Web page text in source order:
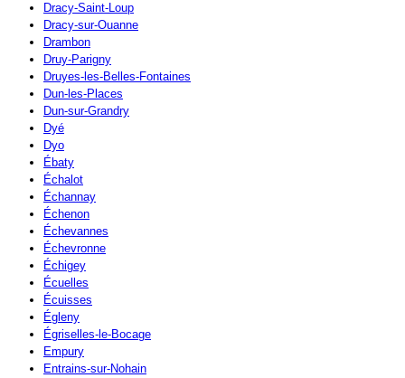
Dracy-Saint-Loup
Dracy-sur-Ouanne
Drambon
Druy-Parigny
Druyes-les-Belles-Fontaines
Dun-les-Places
Dun-sur-Grandry
Dyé
Dyo
Ébaty
Échalot
Échannay
Échenon
Échevannes
Échevronne
Échigey
Écuelles
Écuisses
Égleny
Égriselles-le-Bocage
Empury
Entrains-sur-Nohain